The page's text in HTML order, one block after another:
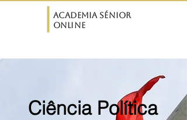
Academia Sénior
Online
Ciência Política